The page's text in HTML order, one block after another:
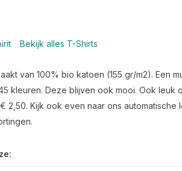
Bekijk alles T-Shirts
van 100% bio katoen (155 gr/m2). Een
kleuren. Deze blijven ook mooi. Ook leuk
2,50. Kijk ook even naar ons automatische